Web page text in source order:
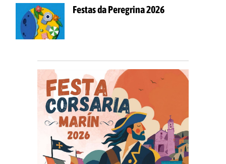
Festas da Peregrina 2026